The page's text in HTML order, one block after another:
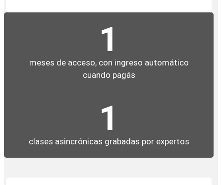
1
meses de acceso, con ingreso automático
cuando pagás
1
clases asincrónicas grabadas por expertos